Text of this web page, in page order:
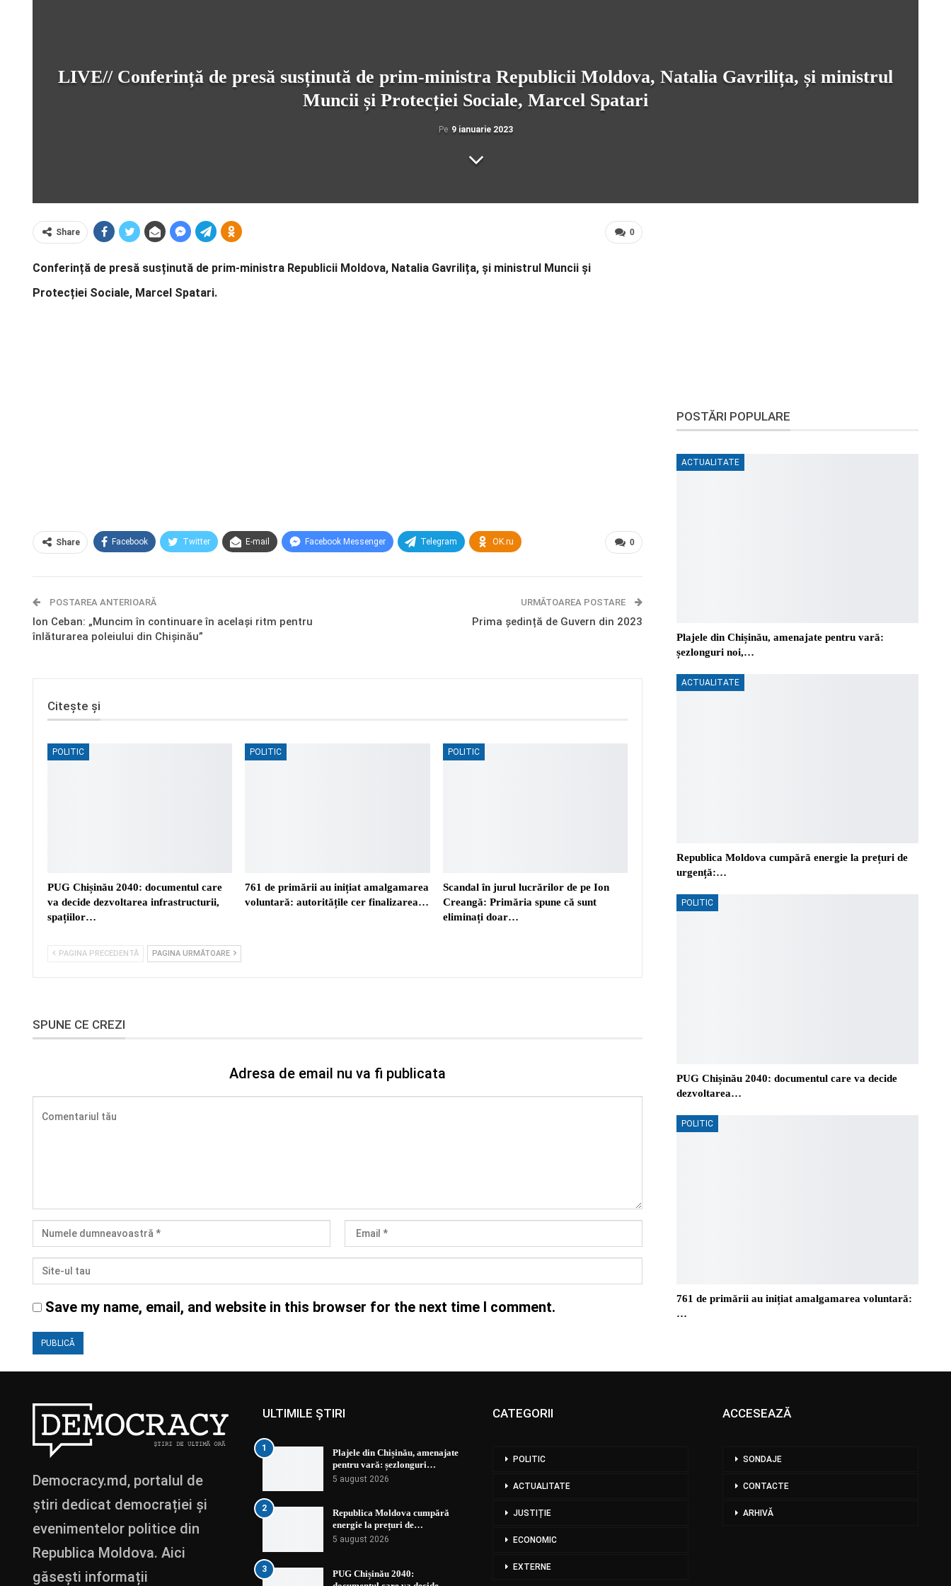
LIVE// Conferință de presă susținută de prim-ministra Republicii Moldova, Natalia Gavrilița, și ministrul
Muncii și Protecției Sociale, Marcel Spatari
Pe 9 ianuarie 2023
0
Share
Conferință de presă susținută de prim-ministra Republicii Moldova, Natalia Gavrilița, și ministrul Muncii și
Protecției Sociale, Marcel Spatari.
0
Share Facebook Twitter E-mail Facebook Messenger Telegram OK.ru
POSTAREA ANTERIOARĂ
Ion Ceban: „Muncim în continuare în același ritm pentru
înlăturarea poleiului din Chișinău”
URMĂTOAREA POSTARE
Prima ședință de Guvern din 2023
Citește și
POLITIC
PUG Chișinău 2040: documentul care
va decide dezvoltarea infrastructurii,
spațiilor…
POLITIC
761 de primării au inițiat amalgamarea
voluntară: autoritățile cer finalizarea…
POLITIC
Scandal în jurul lucrărilor de pe Ion
Creangă: Primăria spune că sunt
eliminați doar…
PAGINA PRECEDENTĂ PAGINA URMĂTOARE
SPUNE CE CREZI
Adresa de email nu va fi publicata
Save my name, email, and website in this browser for the next time I comment.
POSTĂRI POPULARE
ACTUALITATE
Plajele din Chișinău, amenajate pentru vară:
șezlonguri noi,…
ACTUALITATE
Republica Moldova cumpără energie la prețuri de
urgență:…
POLITIC
PUG Chișinău 2040: documentul care va decide
dezvoltarea…
POLITIC
761 de primării au inițiat amalgamarea voluntară:
…
Democracy.md, portalul de
știri dedicat democrației și
evenimentelor politice din
Republica Moldova. Aici
găsești informații
ULTIMILE ȘTIRI
1
Plajele din Chișinău, amenajate
pentru vară: șezlonguri…
5 august 2026
2
Republica Moldova cumpără
energie la prețuri de…
5 august 2026
3
PUG Chișinău 2040:
CATEGORII
POLITIC
ACTUALITATE
JUSTIȚIE
ECONOMIC
EXTERNE
ACCESEAZĂ
SONDAJE
CONTACTE
ARHIVĂ